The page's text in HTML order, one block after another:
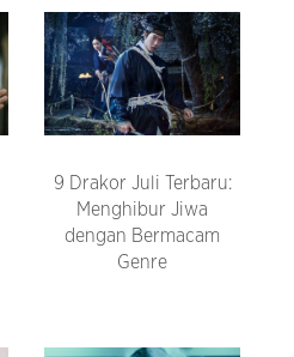
9 Drakor Juli Terbaru:
Menghibur Jiwa
dengan Bermacam
Genre